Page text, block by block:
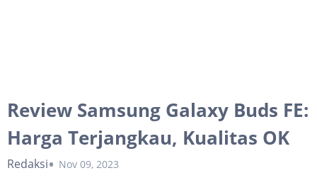
Review Samsung Galaxy Buds FE:
Harga Terjangkau, Kualitas OK
Redaksi Nov 09, 2023